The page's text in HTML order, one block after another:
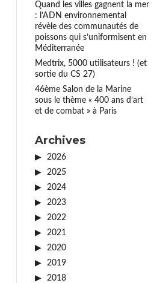
Quand les villes gagnent la mer
: l’ADN environnemental
révèle des communautés de
poissons qui s’uniformisent en
Méditerranée
Medtrix, 5000 utilisateurs ! (et
sortie du CS 27)
46ème Salon de la Marine
sous le thème « 400 ans d’art
et de combat » à Paris
Archives
2026
2025
2024
2023
2022
2021
2020
2019
2018